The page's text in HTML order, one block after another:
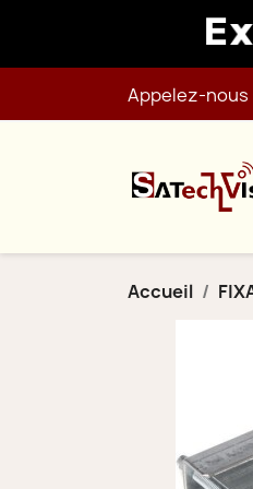
Appelez-nous
Accueil